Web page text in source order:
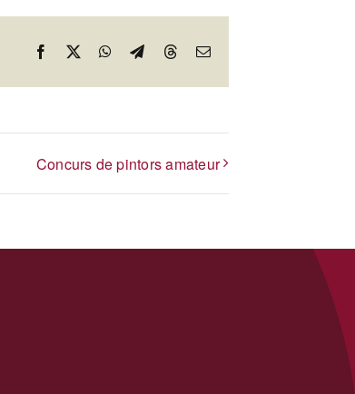
Facebook WhatsApp
Telegram
ThreadsEmail
Concurs de pintors amateur